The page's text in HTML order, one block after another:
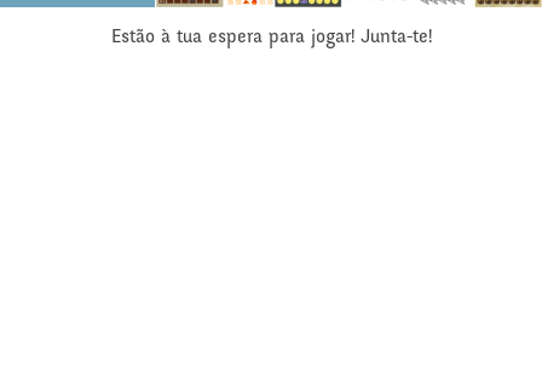
Estão à tua espera para jogar! Junta-te!